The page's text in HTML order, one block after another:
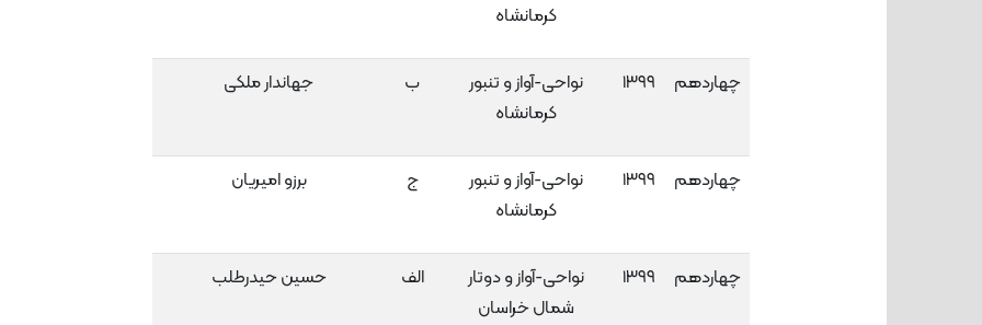
کرمانشاه
چهاردهم ۱۳۹۹
نواحی-آواز و تنبور
کرمانشاه
ب جهاندار ملکی
چهاردهم ۱۳۹۹
نواحی-آواز و تنبور
کرمانشاه
ج برزو امیریان
چهاردهم ۱۳۹۹
نواحی-آواز و دوتار
شمال خراسان
الف حسین حیدرطلب